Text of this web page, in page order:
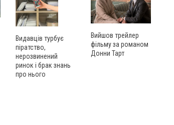
Видавців турбує
піратство,
нерозвинений
ринок і брак знань
про нього
Вийшов трейлер
фільму за романом
Донни Тарт